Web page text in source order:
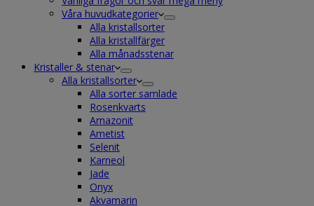
Våra huvudkategorier
Alla kristallsorter
Alla kristallfärger
Alla månadsstenar
Kristaller & stenar
Alla kristallsorter
Alla sorter samlade
Rosenkvarts
Amazonit
Ametist
Selenit
Karneol
Jade
Onyx
Akvamarin